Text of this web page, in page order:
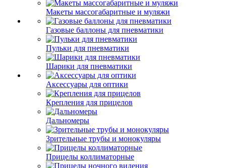
Макеты массогабаритные и муляжи
Газовые баллоны для пневматики
Пульки для пневматики
Шарики для пневматики
Аксессуары для оптики
Крепления для прицелов
Дальномеры
Зрительные трубы и монокуляры
Прицелы коллиматорные